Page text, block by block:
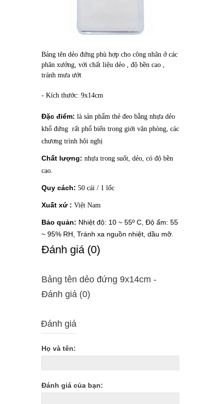
Bảng tên dẻo đứng phù hợp cho công nhân ở các
phân xưởng, với chất liệu dẻo , độ bền cao ,
tránh mưa ướt
- Kích thước: 9x14cm
Đặc điểm: là sản phẩm thẻ đeo bằng nhựa dẻo
khổ đứng rất phổ biến trong giới văn phòng, các
chương trình hội nghị
Chất lượng: nhựa trong suốt, dẻo, có độ bền
cao.
Quy cách: 50 cái / 1 lốc
Xuất xứ : Việt Nam
Bảo quản: Nhiệt độ: 10 ~ 55º C, Độ ẩm: 55
~ 95% RH, Tránh xa nguồn nhiệt, dầu mỡ.
Ðánh giá (0)
Bảng tên dẻo đứng 9x14cm -
Ðánh giá (0)
Đánh giá
Họ và tên:
Đánh giá của bạn: